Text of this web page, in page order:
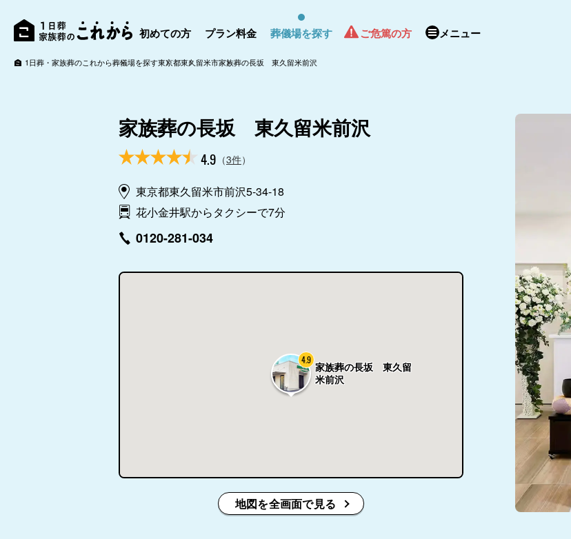
初めての方 プラン料金 葬儀場を探す ご危篤の方 メニュー
1日葬・家族葬のこれから葬儀場を探す東京都東久留米市家族葬の長坂 東久留米前沢
家族葬の長坂 東久留米前沢
4.9 （3件）
東京都東久留米市前沢5-34-18
花小金井駅からタクシーで7分
0120-281-034
家族葬の長坂 東久留
米前沢
4.9
地図を全画面で見る